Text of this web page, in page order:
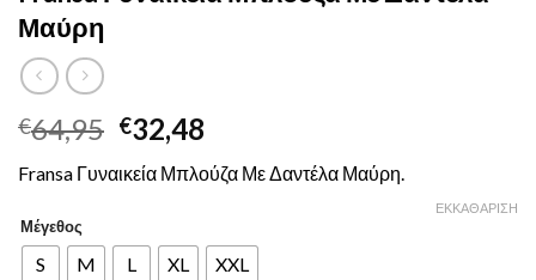
Μαύρη
€64,95 Original
price
was:
€32,48
τρέχουσα
τιμή
€32,48.
Fransa Γυναικεία Μπλούζα Με Δαντέλα Μαύρη.
Μέγεθος
S M L XL XXL
ΕΚΚΑΘΆΡΙΣΗ